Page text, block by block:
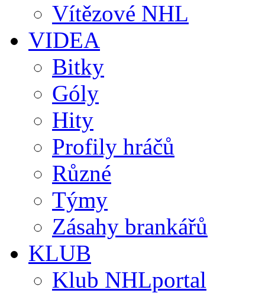
Vítězové NHL
VIDEA
Bitky
Góly
Hity
Profily hráčů
Různé
Týmy
Zásahy brankářů
KLUB
Klub NHLportal